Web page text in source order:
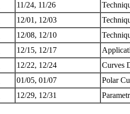
11/24, 11/26
12/01, 12/03
12/08, 12/10
12/15, 12/17
12/22, 12/24
Curves
01/05, 01/07
Polar
12/29, 12/31